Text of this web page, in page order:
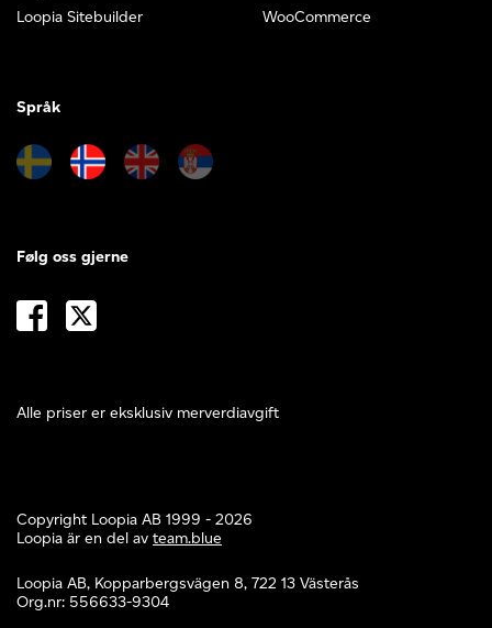
Loopia Sitebuilder
WooCommerce
Språk
Alle priser er eksklusiv merverdiavgift
Følg oss gjerne
Copyright Loopia AB 1999 - 2026
Loopia är en del av team.blue
Loopia AB, Kopparbergsvägen 8, 722 13 Västerås
Org.nr: 556633-9304